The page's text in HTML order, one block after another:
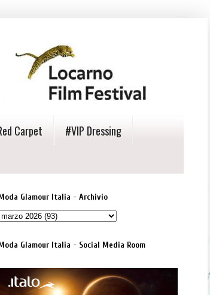
Carpet
#VIP Dressing
Glamour Italia - Archivio
Glamour Italia - Social Media Room